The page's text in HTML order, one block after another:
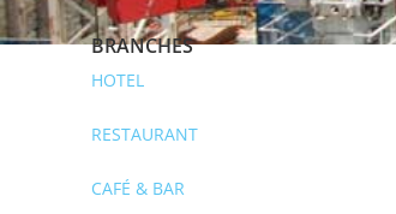
BRANCHES
HOTEL
RESTAURANT
CAFÉ & BAR